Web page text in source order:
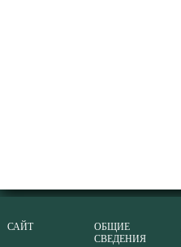
САЙТ
ОБЩИЕ
СВЕДЕНИЯ